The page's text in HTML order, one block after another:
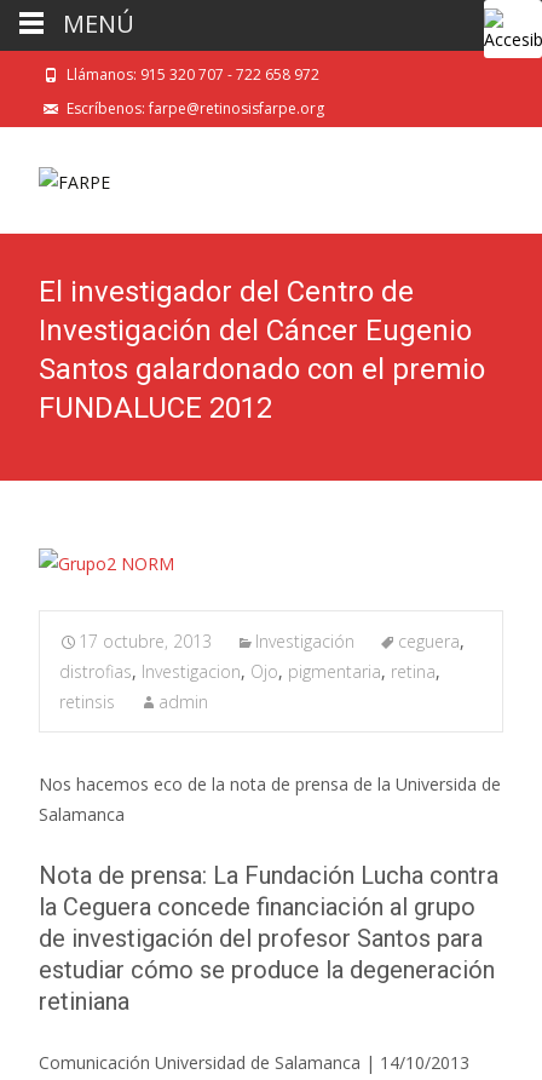
Llámanos: 915 320 707 - 722 658 972
Escríbenos: farpe@retinosisfarpe.org
El investigador del Centro de
Investigación del Cáncer Eugenio
Santos galardonado con el premio
FUNDALUCE 2012
17 octubre, 2013 Investigación ceguera,
distrofias, Investigacion, Ojo, pigmentaria, retina,
retinsis
admin
Nos hacemos eco de la nota de prensa de la Universida de
Salamanca
Nota de prensa: La Fundación Lucha contra
la Ceguera concede financiación al grupo
de investigación del profesor Santos para
estudiar cómo se produce la degeneración
retiniana
Comunicación Universidad de Salamanca | 14/10/2013
MENÚ